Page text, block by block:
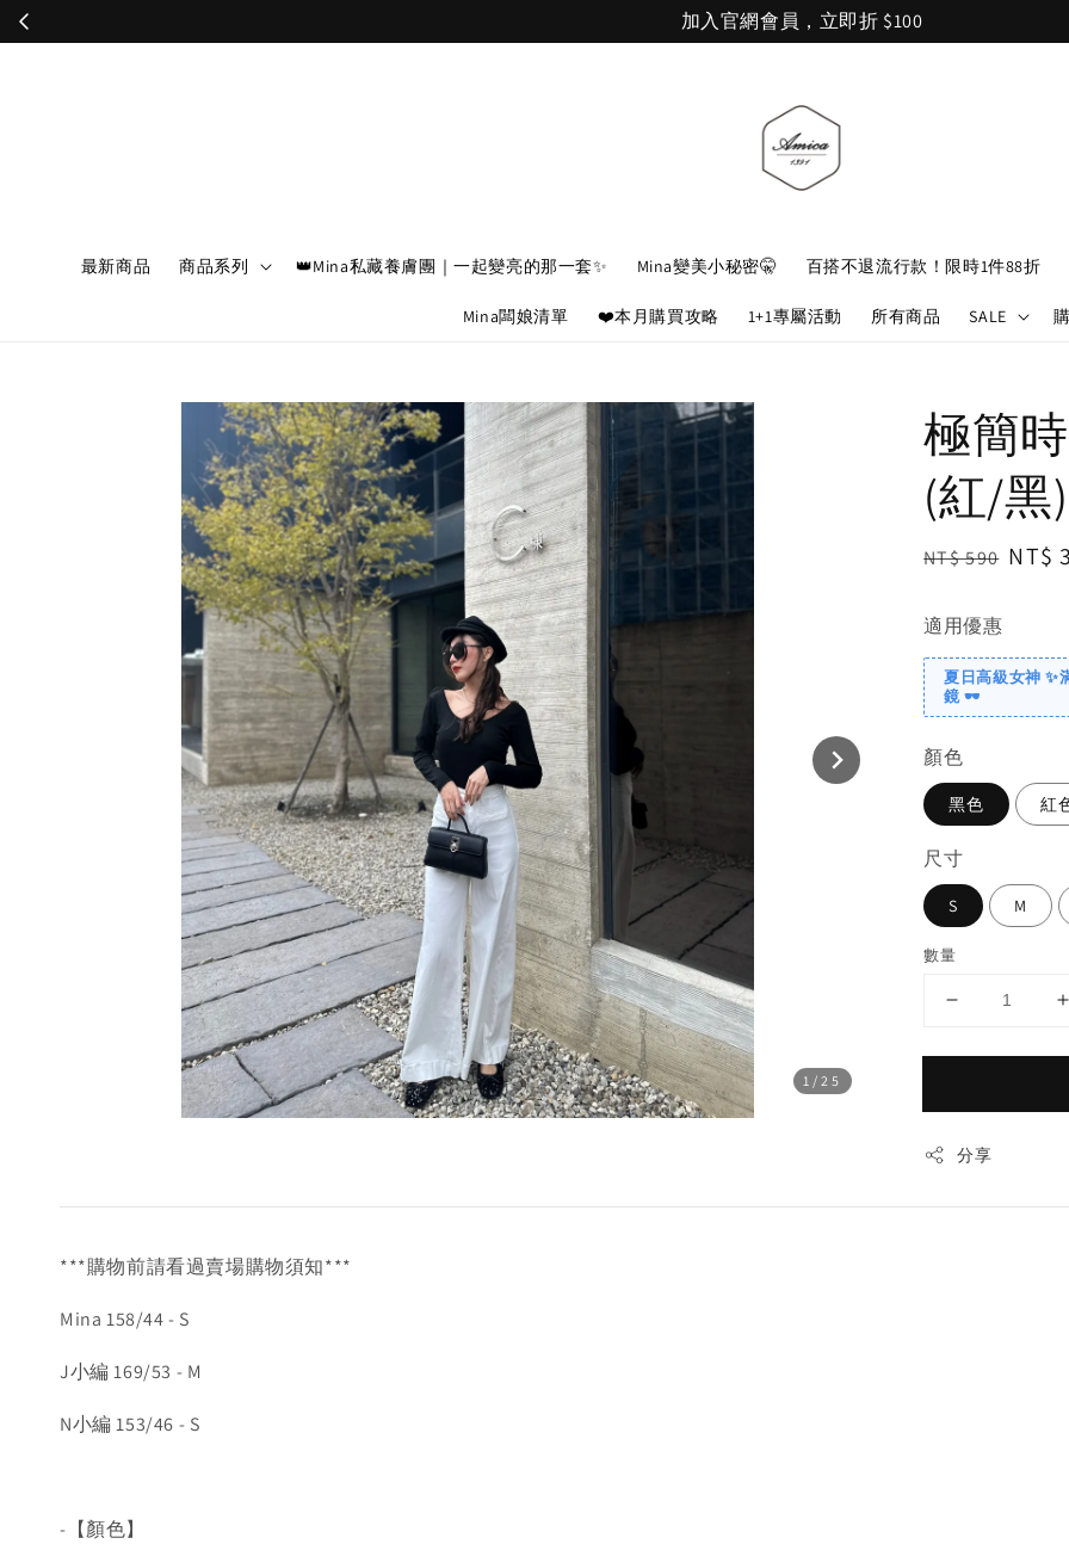
加入官網會員，立即折 $100
最新商品 商品系列 👑Mina私藏養膚團｜一起變亮的那一套✨ Mina變美小秘密🤫 百搭不退流行款！限時1件88折
Mina闆娘清單 ❤️本月購買攻略 1+1專屬活動 所有商品 SALE
1 /25
極簡
(紅/黑)
Regular
NT$ 590 Sale
NT$
適用優惠
夏日高級女神 ✨
鏡 🕶️
顏色
黑色 紅
尺寸
S M
數量
分享
***購物前請看過賣場購物須知***
Mina 158/44 - S
J小編 169/53 - M
N小編 153/46 - S
-【顏色】